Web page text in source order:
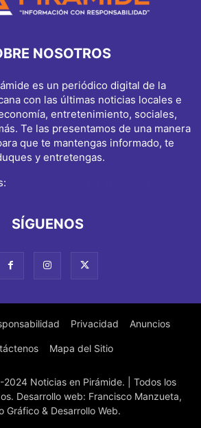
NOSOTROS
es un periódico digital de la
con las últimas noticias locales e
entretenimiento, sociales,
Te las presentamos de una manera
que te mantengas informado, te
y entretengas.
SÍGUENOS
Privacidad Anuncios
Mapa del Sitio
Noticias en Pirámide. | Todos los
Desarrollo web: Francisco Manzueta,
Gráfico & Desarrollo Web.